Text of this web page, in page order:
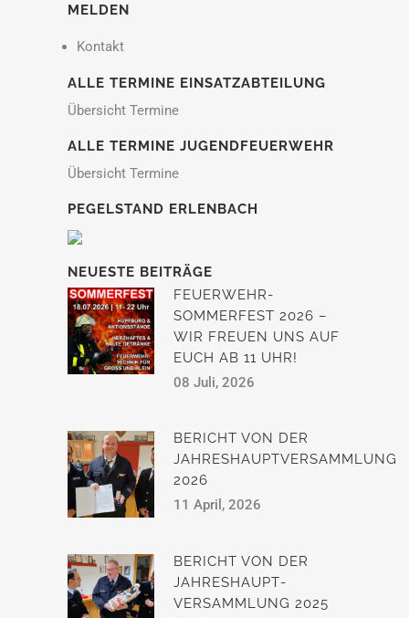
MELDEN
Kontakt
ALLE TERMINE EINSATZABTEILUNG
Übersicht Termine
ALLE TERMINE JUGENDFEUERWEHR
Übersicht Termine
PEGELSTAND ERLENBACH
NEUESTE BEITRÄGE
FEUERWEHR-
SOMMERFEST 2026 –
WIR FREUEN UNS AUF
EUCH AB 11 UHR!
08 Juli, 2026
BERICHT VON DER
JAHRESHAUPTVERSAMMLUNG
2026
11 April, 2026
BERICHT VON DER
JAHRESHAUPT­
VERSAMMLUNG 2025